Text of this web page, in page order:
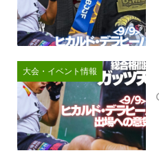
大会・イベント情報